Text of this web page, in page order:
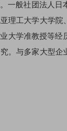
一般社团法人日
理工大学大学院
学准教授等经
。与多家大型企